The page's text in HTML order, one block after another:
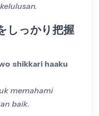
しっかり把握
shikkari haaku
memahami
baik.